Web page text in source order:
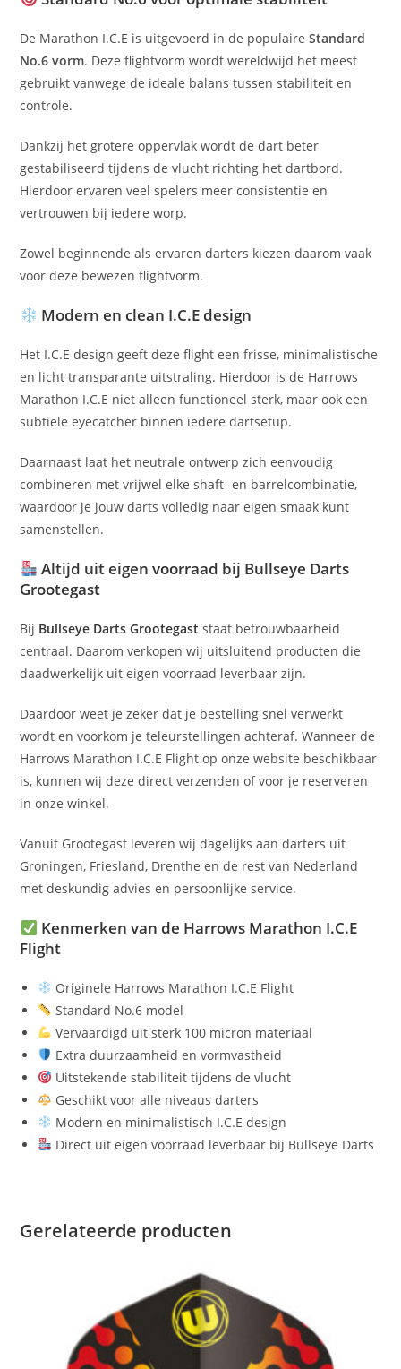
De Marathon I.C.E is uitgevoerd in de populaireStandard
No.6 vorm. Deze flightvorm wordt wereldwijd het meest
gebruikt vanwege de ideale balans tussen stabiliteit en
controle.
Dankzij het grotere oppervlak wordt de dart beter
gestabiliseerd tijdens de vlucht richting het dartbord.
Hierdoor ervaren veel spelers meer consistentie en
vertrouwen bij iedere worp.
Zowel beginnende als ervaren darters kiezen daarom vaak
voor deze bewezen flightvorm.
Modern en clean I.C.E design
Het I.C.E design geeft deze flight een frisse, minimalistische
en licht transparante uitstraling. Hierdoor is de Harrows
Marathon I.C.E niet alleen functioneel sterk, maar ook een
subtiele eyecatcher binnen iedere dartsetup.
Daarnaast laat het neutrale ontwerp zich eenvoudig
combineren met vrijwel elke shaft- en barrelcombinatie,
waardoor je jouw darts volledig naar eigen smaak kunt
samenstellen.
Altijd uit eigen voorraad bij Bullseye Darts
Grootegast
Bij Bullseye Darts Grootegast staat betrouwbaarheid
centraal. Daarom verkopen wij uitsluitend producten die
daadwerkelijk uit eigen voorraad leverbaar zijn.
Daardoor weet je zeker dat je bestelling snel verwerkt
wordt en voorkom je teleurstellingen achteraf. Wanneer de
Harrows Marathon I.C.E Flight op onze website beschikbaar
is, kunnen wij deze direct verzenden of voor je reserveren
in onze winkel.
Vanuit Grootegast leveren wij dagelijks aan darters uit
Groningen, Friesland, Drenthe en de rest van Nederland
met deskundig advies en persoonlijke service.
Kenmerken van de Harrows Marathon I.C.E
Flight
Originele Harrows Marathon I.C.E Flight
Standard No.6 model
Vervaardigd uit sterk 100 micron materiaal
Extra duurzaamheid en vormvastheid
Uitstekende stabiliteit tijdens de vlucht
Geschikt voor alle niveaus darters
Modern en minimalistisch I.C.E design
Direct uit eigen voorraad leverbaar bij Bullseye Darts
Gerelateerde producten